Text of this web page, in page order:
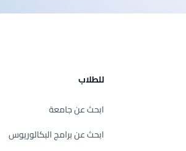
للطلاب
ابحث عن جامعة
ابحث عن برامج البكالوريوس